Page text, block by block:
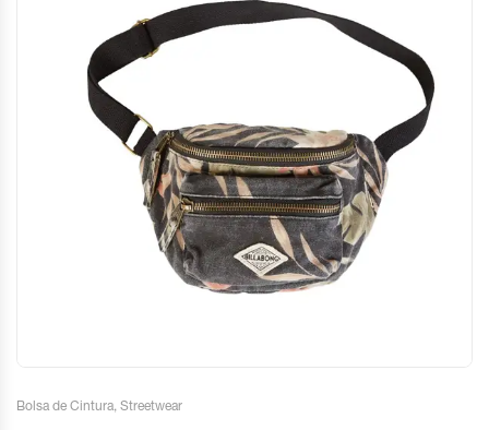
Bolsa de Cintura, Streetwear